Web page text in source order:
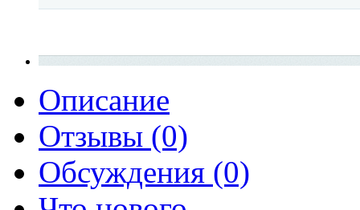
Описание
Отзывы (0)
Обсуждения (0)